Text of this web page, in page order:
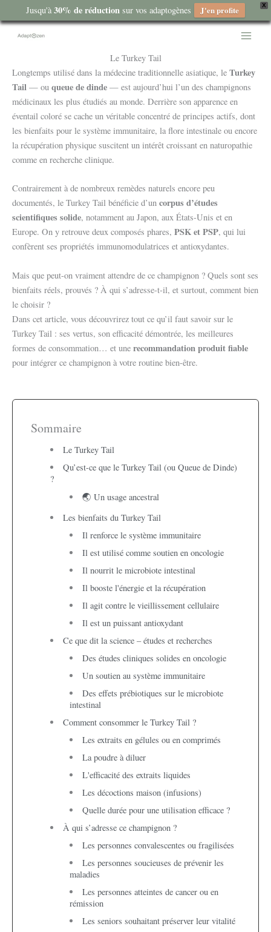
X
Jusqu'à30% de réduction sur vos adaptogènes
J'en profite
Aller
Le Turkey Tail
Longtemps utilisé dans la médecine traditionnelle asiatique, le Turkey
Tail — ou queue de dinde — est aujourd’hui l’un des champignons
médicinaux les plus étudiés au monde. Derrière son apparence en
éventail coloré se cache un véritable concentré de principes actifs, dont
les bienfaits pour le système immunitaire, la flore intestinale ou encore
la récupération physique suscitent un intérêt croissant en naturopathie
comme en recherche clinique.
Contrairement à de nombreux remèdes naturels encore peu
documentés, le Turkey Tail bénéficie d’un corpus d’études
scientifiques solide, notamment au Japon, aux États-Unis et en
Europe. On y retrouve deux composés phares, PSK et PSP, qui lui
confèrent ses propriétés immunomodulatrices et antioxydantes.
Mais que peut-on vraiment attendre de ce champignon ? Quels sont ses
bienfaits réels, prouvés ? À qui s’adresse-t-il, et surtout, comment bien
le choisir ?
Dans cet article, vous découvrirez tout ce qu’il faut savoir sur le
Turkey Tail : ses vertus, son efficacité démontrée, les meilleures
formes de consommation… et une recommandation produit fiable
pour intégrer ce champignon à votre routine bien-être.
Sommaire
Le Turkey Tail
Qu’est-ce que le Turkey Tail (ou Queue de Dinde)
?
🌏 Un usage ancestral
Les bienfaits du Turkey Tail
Il renforce le système immunitaire
Il est utilisé comme soutien en oncologie
Il nourrit le microbiote intestinal
Il booste l'énergie et la récupération
Il agit contre le vieillissement cellulaire
Il est un puissant antioxydant
Ce que dit la science – études et recherches
Des études cliniques solides en oncologie
Un soutien au système immunitaire
Des effets prébiotiques sur le microbiote
intestinal
Comment consommer le Turkey Tail ?
Les extraits en gélules ou en comprimés
La poudre à diluer
L'efficacité des extraits liquides
Les décoctions maison (infusions)
Quelle durée pour une utilisation efficace ?
À qui s’adresse ce champignon ?
Les personnes convalescentes ou fragilisées
Les personnes soucieuses de prévenir les
maladies
Les personnes atteintes de cancer ou en
rémission
Les seniors souhaitant préserver leur vitalité